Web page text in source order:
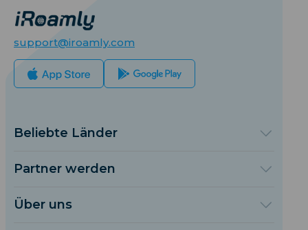
support@iroamly.com
Beliebte Länder
Vereinigtes Königreich
Thailand
Partner werden
Empfehlen & Verdienen
Über uns